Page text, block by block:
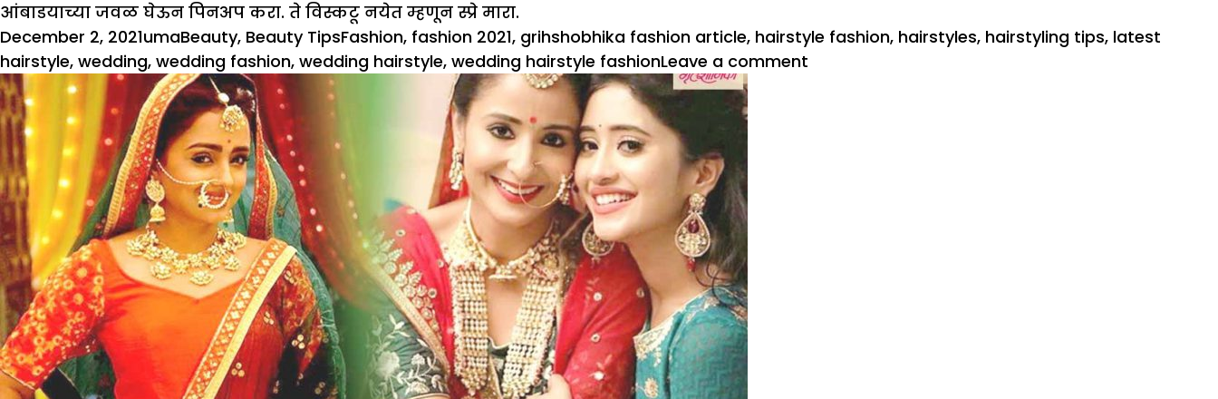
आंबाडयाच्या जवळ घेऊन पिनअप करा. ते विस्कटू नयेत म्हणून स्प्रे मारा.
Posted
on
December 2, 2021Author
umaCategories
Beauty, Beauty TipsTags
Fashion, fashion 2021, grihshobhika fashion article, hairstyle fashion, hairstyles, hairstyling tips, latest
hairstyle, wedding, wedding fashion, wedding hairstyle, wedding hairstyle fashionLeave a comment